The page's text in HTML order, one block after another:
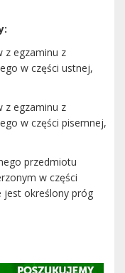
z egzaminu z
‎w części ustnej,
z egzaminu z
‎w części pisemnej,
przedmiotu
w części
jest określony próg